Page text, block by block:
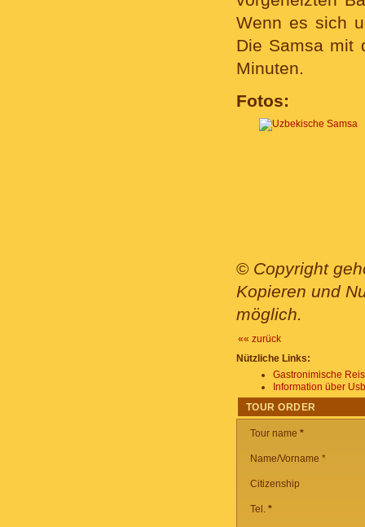
Wenn es sich
Die Samsa mit
Minuten.
Fotos:
© Copyright
Kopieren und
möglich.
«« zurück
Nützliche Links:
Gastronimische
Information über
TOUR ORDER
Tour name *
Name/Vorname *
Citizenship
Tel. *